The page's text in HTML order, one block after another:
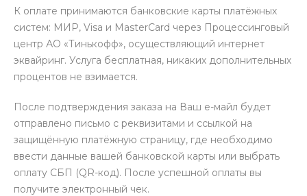
К оплате принимаются банковские карты платёжных
систем: МИР, Visa и MasterCard через Процессинговый
центр АО «Тинькофф», осуществляющий интернет
эквайринг. Услуга бесплатная, никаких дополнительных
процентов не взимается.
После подтверждения заказа на Ваш е-майл будет
отправлено письмо с реквизитами и ссылкой на
защищённую платёжную страницу, где необходимо
ввести данные вашей банковской карты или выбрать
оплату СБП (QR-код). После успешной оплаты вы
получите электронный чек.